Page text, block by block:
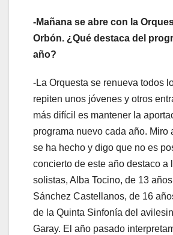
-Mañana se abre con la
Orbón. ¿Qué destaca del
año?
-La Orquesta se renueva todos
repiten unos jóvenes y otros
más difícil es mantener la
programa nuevo cada año. Miro
se ha hecho y digo que no es
concierto de este año destaco a
solistas, Alba Tocino, de 13
Sánchez Castellanos, de 16
de la Quinta Sinfonía del
Garay. El año pasado